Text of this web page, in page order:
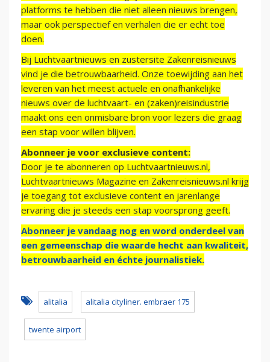
platforms te hebben die niet alleen nieuws brengen,
maar ook perspectief en verhalen die er echt toe
doen.
Bij Luchtvaartnieuws en zustersite Zakenreisnieuws
vind je die betrouwbaarheid. Onze toewijding aan het
leveren van het meest actuele en onafhankelijke
nieuws over de luchtvaart- en (zaken)reisindustrie
maakt ons een onmisbare bron voor lezers die graag
een stap voor willen blijven.
Abonneer je voor exclusieve content:
Door je te abonneren op Luchtvaartnieuws.nl,
Luchtvaartnieuws Magazine en Zakenreisnieuws.nl krijg
je toegang tot exclusieve content en jarenlange
ervaring die je steeds een stap voorsprong geeft.
Abonneer je vandaag nog en word onderdeel van
een gemeenschap die waarde hecht aan kwaliteit,
betrouwbaarheid en échte journalistiek.
alitalia alitalia cityliner. embraer 175
twente airport